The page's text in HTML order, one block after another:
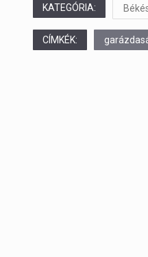
KATEGÓRIA:
CÍMKÉK: